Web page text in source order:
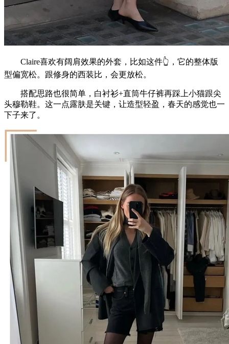
Claire喜欢有阔肩效果的外套，比如这件👆，它的整体版
型偏宽松。跟修身的西装比，会更放松。
搭配思路也很简单，白衬衫+直筒牛仔裤再踩上小猫跟尖
头穆勒鞋。这一点露肤是关键，让造型轻盈，春天的感觉也一
下子来了。